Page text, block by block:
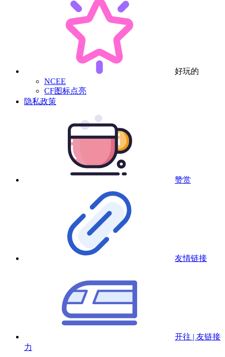
好玩的
NCEE
CF图标点亮
隐私政策
赞赏
友情链接
开往 | 友链接
力